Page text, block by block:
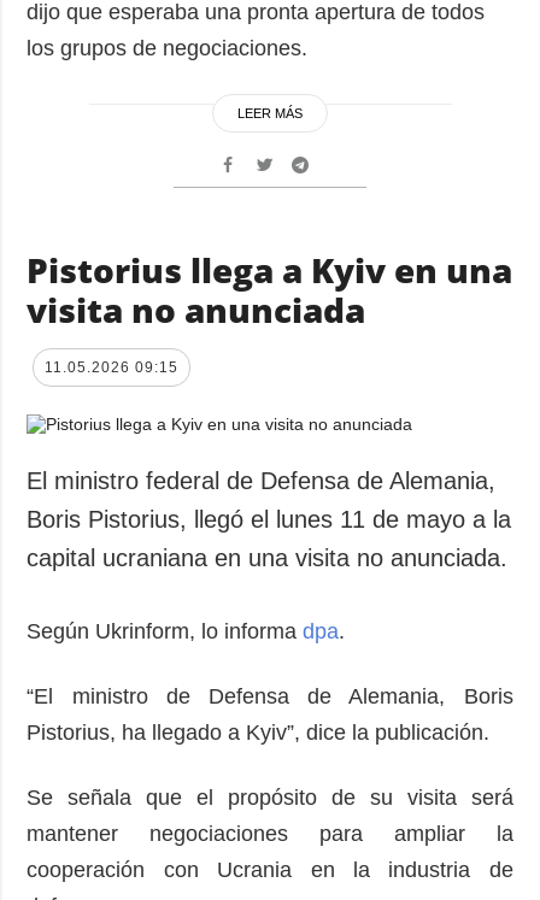
dijo que esperaba una pronta apertura de todos
los grupos de negociaciones.
LEER MÁS
Pistorius llega a Kyiv en una
visita no anunciada
11.05.2026 09:15
El ministro federal de Defensa de Alemania,
Boris Pistorius, llegó el lunes 11 de mayo a la
capital ucraniana en una visita no anunciada.
Según Ukrinform, lo informadpa.
“El ministro de Defensa de Alemania, Boris
Pistorius, ha llegado a Kyiv”, dice la publicación.
Se señala que el propósito de su visita será
mantener negociaciones para ampliar la
cooperación con Ucrania en la industria de